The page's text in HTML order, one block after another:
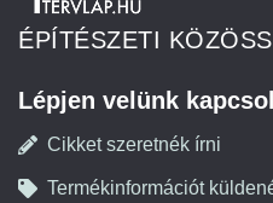
ÉPÍTÉSZETI
Lépjen velünk
Cikket szeretnék írni
Termékinformációt